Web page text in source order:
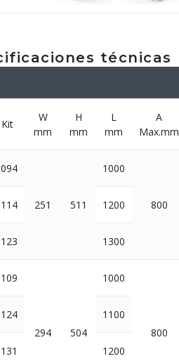
técnicas
W
mm
H
mm
L
mm
A
Max.mm
251 511
1000
800
1200
1300
294 504
1000
800
1100
1200